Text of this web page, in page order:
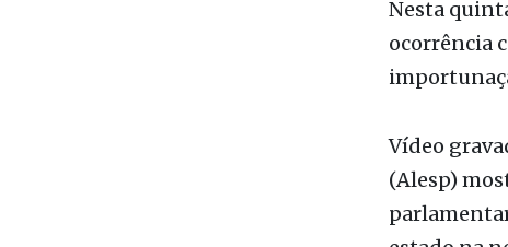
Brasil é
Nesta
Vídeo